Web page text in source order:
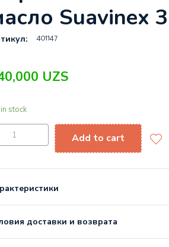
Suavinex
401147
UZS
stock
Add to cart
доставки и возврата